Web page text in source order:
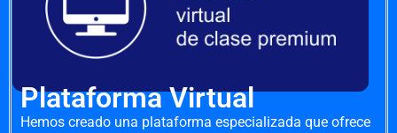
Plataforma Virtual
Hemos creado una plataforma especializada que ofrece